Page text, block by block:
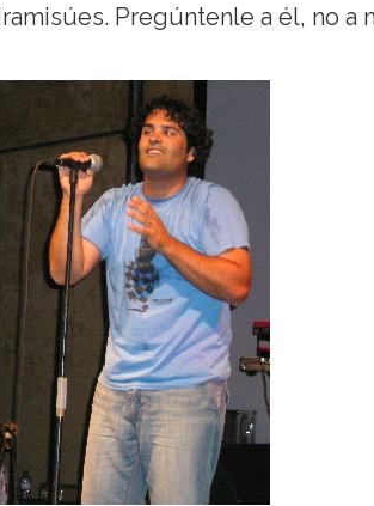
Pregúntenle a él, no a